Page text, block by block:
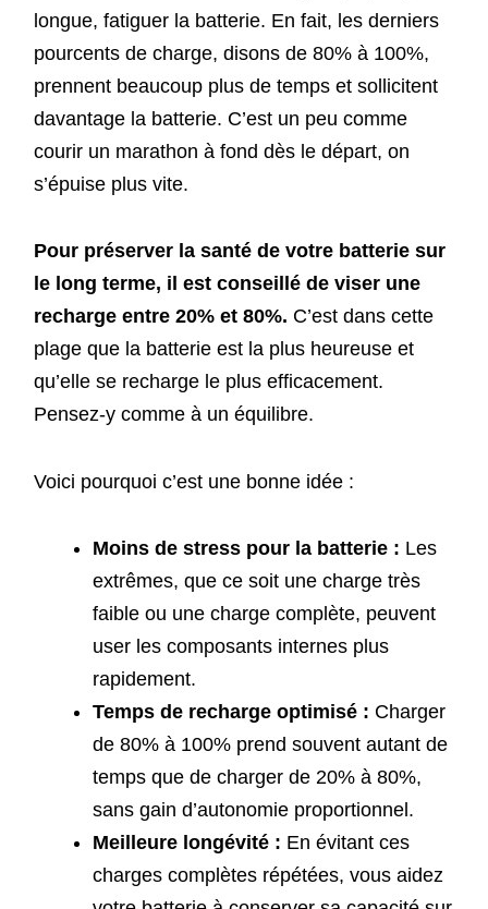
longue, fatiguer la batterie. En fait, les derniers
pourcents de charge, disons de 80% à 100%,
prennent beaucoup plus de temps et sollicitent
davantage la batterie. C’est un peu comme
courir un marathon à fond dès le départ, on
s’épuise plus vite.
Pour préserver la santé de votre batterie sur
le long terme, il est conseillé de viser une
recharge entre 20% et 80%. C’est dans cette
plage que la batterie est la plus heureuse et
qu’elle se recharge le plus efficacement.
Pensez-y comme à un équilibre.
Voici pourquoi c’est une bonne idée :
Moins de stress pour la batterie : Les
extrêmes, que ce soit une charge très
faible ou une charge complète, peuvent
user les composants internes plus
rapidement.
Temps de recharge optimisé : Charger
de 80% à 100% prend souvent autant de
temps que de charger de 20% à 80%,
sans gain d’autonomie proportionnel.
Meilleure longévité : En évitant ces
charges complètes répétées, vous aidez